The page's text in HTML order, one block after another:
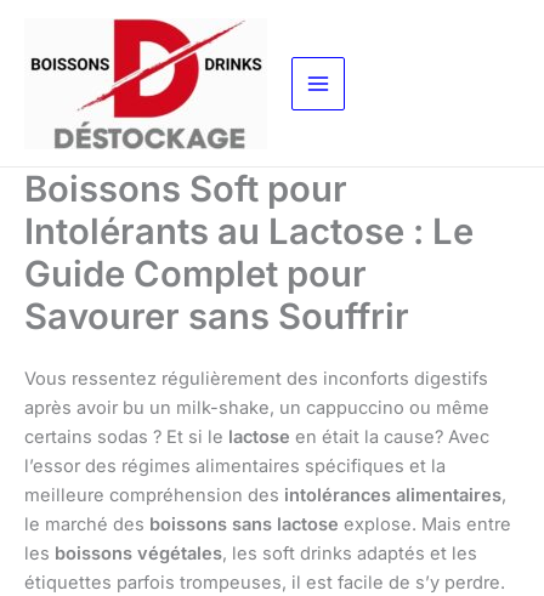
contenu
Boissons Soft pour
Intolérants au Lactose : Le
Guide Complet pour
Savourer sans Souffrir
Vous ressentez régulièrement des inconforts digestifs
après avoir bu un milk-shake, un cappuccino ou même
certains sodas ? Et si le lactose en était la cause? Avec
l’essor des régimes alimentaires spécifiques et la
meilleure compréhension des intolérances alimentaires,
le marché des boissons sans lactose explose. Mais entre
les boissons végétales, les soft drinks adaptés et les
étiquettes parfois trompeuses, il est facile de s’y perdre.